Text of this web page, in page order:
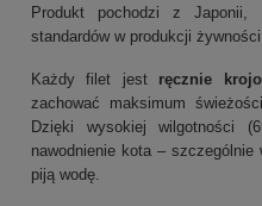
Produkt pochodzi z Japonii,
standardów w produkcji
Każdy filet jest ręcznie
zachować maksimum
Dzięki wysokiej wilgotności
nawodnienie kota –
piją wodę.